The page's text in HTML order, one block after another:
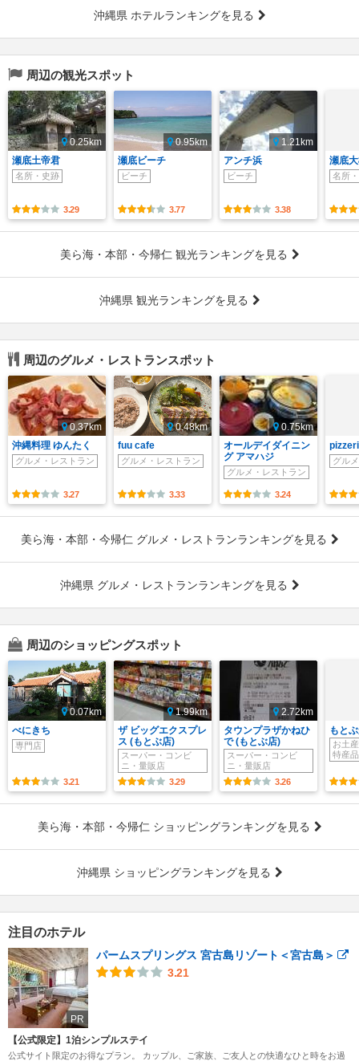
沖縄県 ホテルランキングを見る
周辺の観光スポット
0.25km
瀬底土帝君
名所・史跡
3.29
0.95km
瀬底ビーチ
ビーチ
3.77
1.21km
アンチ浜
ビーチ
3.38
瀬底
名所
美ら海・本部・今帰仁 観光ランキングを見る
沖縄県 観光ランキングを見る
周辺のグルメ・レストランスポット
0.37km
沖縄料理 ゆんたく
グルメ・レストラン
3.27
0.48km
fuu cafe
グルメ・レストラン
3.33
0.75km
オールデイダイニン
グ アマハジ
グルメ・レストラン
3.24
グル
美ら海・本部・今帰仁 グルメ・レストランランキングを見る
沖縄県 グルメ・レストランランキングを見る
周辺のショッピングスポット
0.07km
べにきち
専門店
3.21
1.99km
ザ ビッグエクスプレ
ス (もとぶ店)
スーパー・コンビ
ニ・量販店
3.29
2.72km
タウンプラザかねひ
で (もとぶ店)
スーパー・コンビ
ニ・量販店
3.26
もと
お土
特産品
美ら海・本部・今帰仁 ショッピングランキングを見る
沖縄県 ショッピングランキングを見る
注目のホテル
PR
パームスプリングス 宮古島リゾート＜宮古島＞
3.21
【公式限定】1泊シンプルステイ
公式サイト限定のお得なプラン。 カップル、ご家族、ご友人との快適なひと時をお過